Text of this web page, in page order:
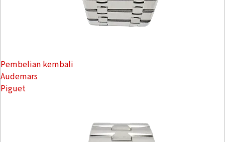
Pembelian kembali
Audemars
Piguet